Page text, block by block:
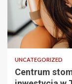
2 min odczytu
UNCATEGORIZED
Centrum